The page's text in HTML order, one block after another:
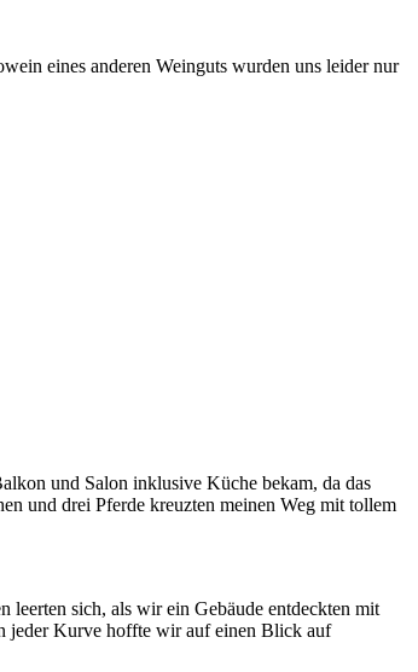
eines anderen Weinguts wurden uns leider nur
und Salon inklusive Küche bekam, da das
und drei Pferde kreuzten meinen Weg mit tollem
leerten sich, als wir ein Gebäude entdeckten mit
jeder Kurve hoffte wir auf einen Blick auf